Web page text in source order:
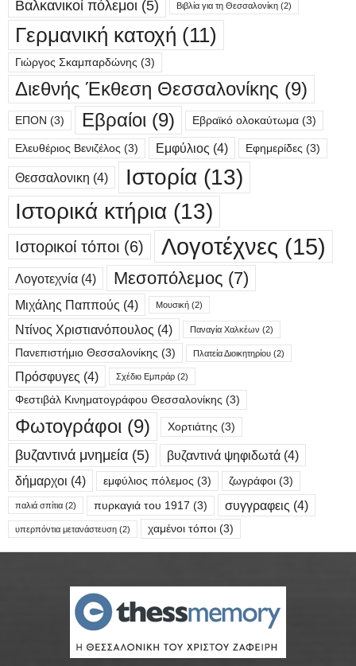
Βαλκανικοί πόλεμοι (5) Βιβλία για τη Θεσσαλονίκη (2)
Γερμανική κατοχή (11)
Γιώργος Σκαμπαρδώνης (3)
Διεθνής Έκθεση Θεσσαλονίκης (9)
ΕΠΟΝ (3) Εβραίοι (9) Εβραϊκό ολοκαύτωμα (3)
Ελευθέριος Βενιζέλος (3) Εμφύλιος (4) Εφημερίδες (3)
Θεσσαλονικη (4) Ιστορία (13)
Ιστορικά κτήρια (13)
Ιστορικοί τόποι (6) Λογοτέχνες (15)
Λογοτεχνία (4) Μεσοπόλεμος (7)
Μιχάλης Παππούς (4) Μουσική (2)
Ντίνος Χριστιανόπουλος (4) Παναγία Χαλκέων (2)
Πανεπιστήμιο Θεσσαλονίκης (3) Πλατεία Διοικητηρίου (2)
Πρόσφυγες (4) Σχέδιο Εμπράρ (2)
Φεστιβάλ Κινηματογράφου Θεσσαλονίκης (3)
Φωτογράφοι (9) Χορτιάτης (3)
βυζαντινά μνημεία (5) βυζαντινά ψηφιδωτά (4)
δήμαρχοι (4) εμφύλιος πόλεμος (3) ζωγράφοι (3)
παλιά σπίτια (2) πυρκαγιά του 1917 (3) συγγραφεις (4)
υπερπόντια μετανάστευση (2) χαμένοι τόποι (3)